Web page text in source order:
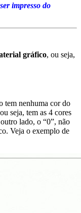
impresso do
gráfico, ou seja,
tem nenhuma cor do
seja, tem as 4 cores
lado, o “0”, não
Veja o exemplo de